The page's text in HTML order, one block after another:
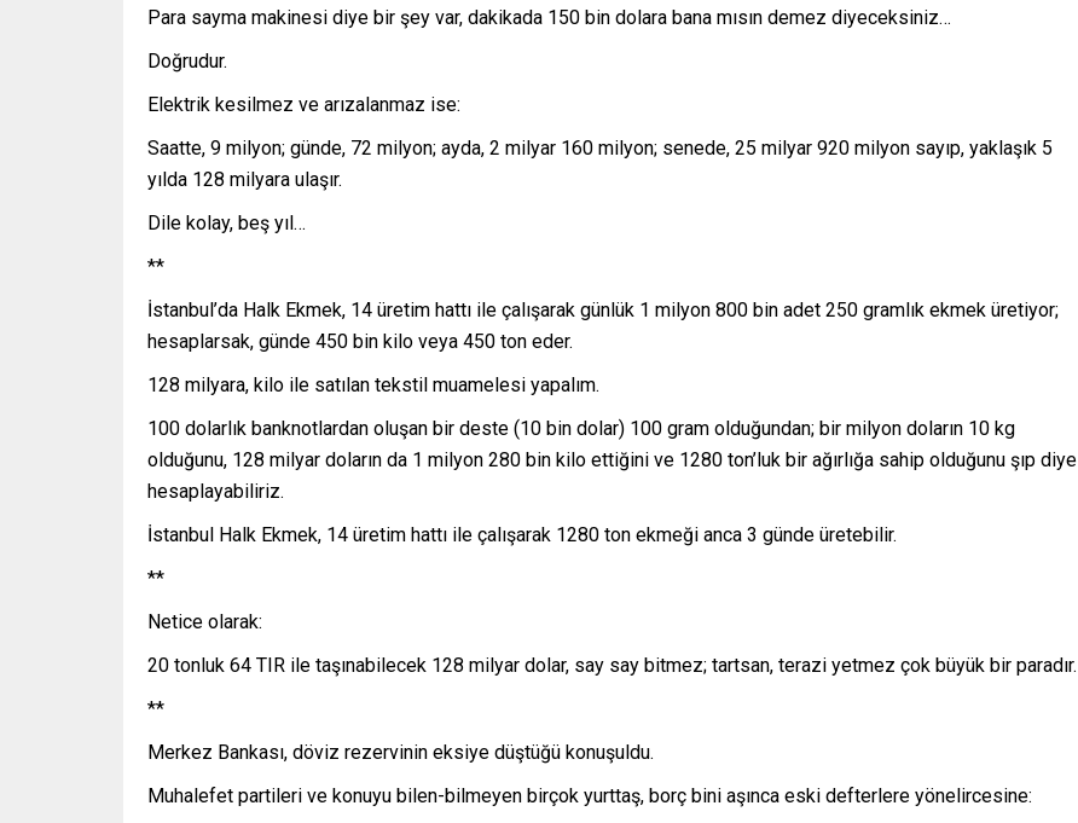
Para sayma makinesi diye bir şey var, dakikada 150 bin dolara bana mısın demez diyeceksiniz…
Doğrudur.
Elektrik kesilmez ve arızalanmaz ise:
Saatte, 9 milyon; günde, 72 milyon; ayda, 2 milyar 160 milyon; senede, 25 milyar 920 milyon sayıp, yaklaşık 5
yılda 128 milyara ulaşır.
Dile kolay, beş yıl…
**
İstanbul’da Halk Ekmek, 14 üretim hattı ile çalışarak günlük 1 milyon 800 bin adet 250 gramlık ekmek üretiyor;
hesaplarsak, günde 450 bin kilo veya 450 ton eder.
128 milyara, kilo ile satılan tekstil muamelesi yapalım.
100 dolarlık banknotlardan oluşan bir deste (10 bin dolar) 100 gram olduğundan; bir milyon doların 10 kg
olduğunu, 128 milyar doların da 1 milyon 280 bin kilo ettiğini ve 1280 ton’luk bir ağırlığa sahip olduğunu şıp diye
hesaplayabiliriz.
İstanbul Halk Ekmek, 14 üretim hattı ile çalışarak 1280 ton ekmeği anca 3 günde üretebilir.
**
Netice olarak:
20 tonluk 64 TIR ile taşınabilecek 128 milyar dolar, say say bitmez; tartsan, terazi yetmez çok büyük bir paradır.
**
Merkez Bankası, döviz rezervinin eksiye düştüğü konuşuldu.
Muhalefet partileri ve konuyu bilen-bilmeyen birçok yurttaş, borç bini aşınca eski defterlere yönelircesine: